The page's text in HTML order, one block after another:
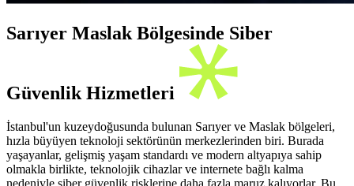
Sarıyer Maslak Bölgesinde Siber
Güvenlik Hizmetleri
İstanbul'un kuzeydoğusunda bulunan Sarıyer ve Maslak bölgeleri,
hızla büyüyen teknoloji sektörünün merkezlerinden biri. Burada
yaşayanlar, gelişmiş yaşam standardı ve modern altyapıya sahip
olmakla birlikte, teknolojik cihazlar ve internete bağlı kalma
nedeniyle siber güvenlik risklerine daha fazla maruz kalıyorlar. Bu